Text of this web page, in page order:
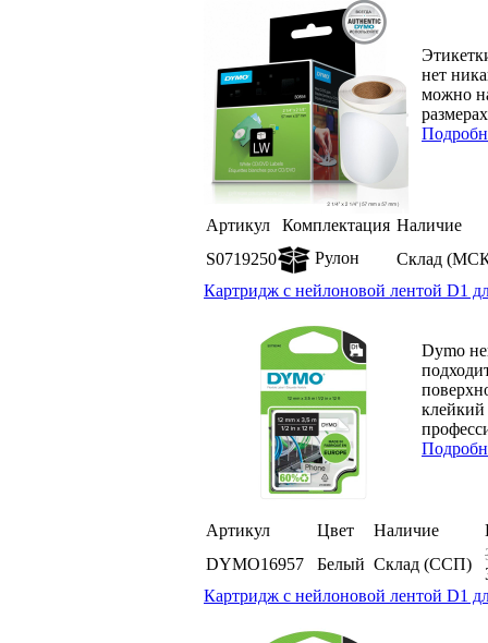
нет
можно
Артикул Комплектация Наличие
S0719250
Рулон
Склад
Картридж с нейлоновой лентой D1
Dymo
клейкий
Артикул Цвет Наличие
DYMO16957
Белый Склад (ССП)
Картридж с нейлоновой лентой D1